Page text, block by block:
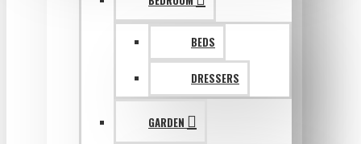
BEDS
DRESSERS
GARDEN